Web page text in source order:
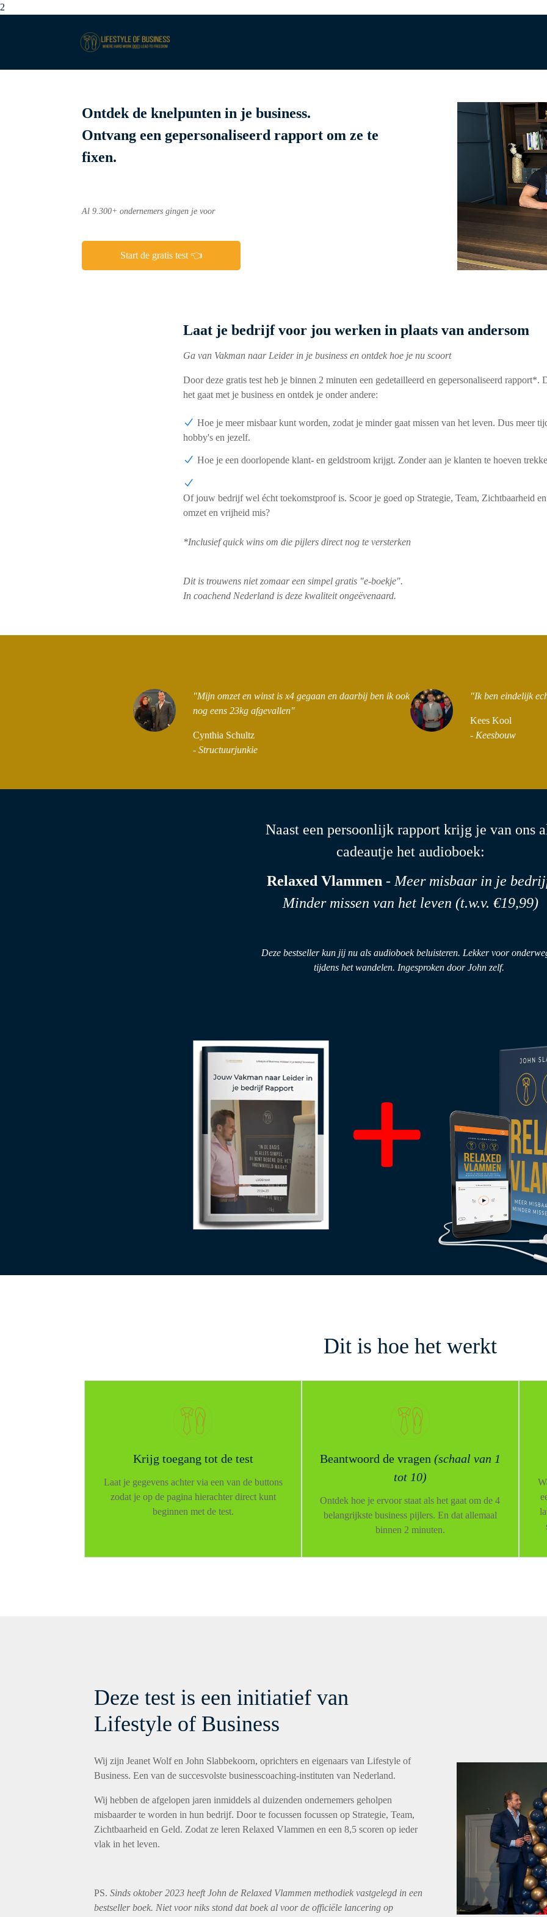
2
Ontdek de knelpunten in je business.
Ontvang een gepersonaliseerd rapport om ze te
fixen.
Al 9.300+ ondernemers gingen je voor
Start de gratis test 👈
Laat je bedrijf voor jou werken in plaats van andersom
Ga van Vakman naar Leider in je business en ontdek hoe je nu scoort
Door deze gratis test heb je binnen 2 minuten een gedetailleerd en gepersonaliseerd rapport*.
het gaat met je business en ontdek je onder andere:
Hoe je meer misbaar kunt worden, zodat je minder gaat missen van het leven. Dus meer
hobby's en jezelf.
Hoe je een doorlopende klant- en geldstroomkrijgt. Zonder aan je klanten te hoeven
Of jouw bedrijf wel écht toekomstproofis. Scoor je goed op Strategie, Team, Zichtbaarheid
omzet en vrijheid mis?
*Inclusief quick wins om die pijlers direct nog te versterken
Dit is trouwens niet zomaar een simpel gratis "e-boekje".
In coachend Nederland is deze kwaliteit ongeëvenaard.
"Mijn omzet en winst is x4 gegaan en daarbij ben ik ook
nog eens 23kg afgevallen"
Cynthia Schultz
- Structuurjunkie
"Ik ben eindelijk
Kees Kool
- Keesbouw
Naast een persoonlijk rapport krijg je van ons
cadeautje het audioboek:
Relaxed Vlammen -Meer misbaar in je
Minder missen van het leven (t.w.v. €19,99)
Deze bestseller kun jij nu als audioboek beluisteren. Lekker voor
tijdens het wandelen. Ingesproken door John zelf.
Dit is hoe het werkt
Krijg toegang tot de test
Laat je gegevens achter via een van de buttons
zodat je op de pagina hierachter direct kunt
beginnen met de test.
Beantwoord de vragen (schaal van 1
tot 10)
Ontdek hoe je ervoor staat als het gaat om de 4
belangrijkste business pijlers. En dat allemaal
binnen 2 minuten.
Deze test is een initiatief van
Lifestyle of Business
Wij zijn Jeanet Wolf en John Slabbekoorn, oprichters en eigenaars van Lifestyle of
Business. Een van de succesvolste businesscoaching-instituten van Nederland.
Wij hebben de afgelopen jaren inmiddels al duizenden ondernemers geholpen
misbaarder te worden in hun bedrijf. Door te focussen focussen op Strategie, Team,
Zichtbaarheid en Geld. Zodat ze leren Relaxed Vlammen en een 8,5 scoren op ieder
vlak in het leven.
PS. Sinds oktober 2023 heeft John de Relaxed Vlammen methodiek vastgelegd in een
bestseller boek. Niet voor niks stond dat boek al voor de officiële lancering op